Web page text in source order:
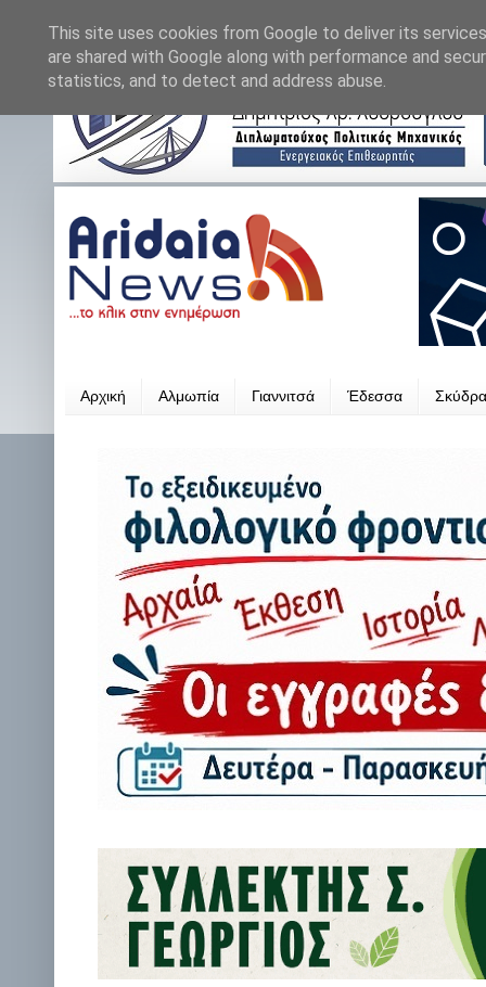
Αρχική Αλμωπία Γιαννιτσά Έδεσσα Σκύδρα
This site uses cookies from Google to deliver its
are shared with Google along with performance and
statistics, and to detect and address abuse.